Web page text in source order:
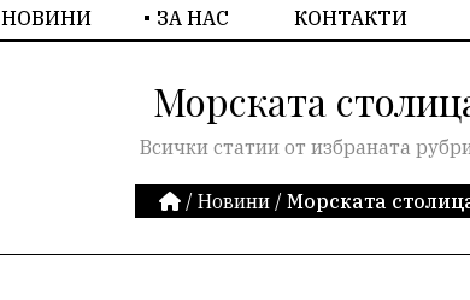
НОВИНИ ЗА НАС КОНТАКТИ
Морската
Всички статии от избраната
/ Новини / Морската